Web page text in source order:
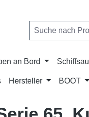
an Bord
Hersteller BOOT